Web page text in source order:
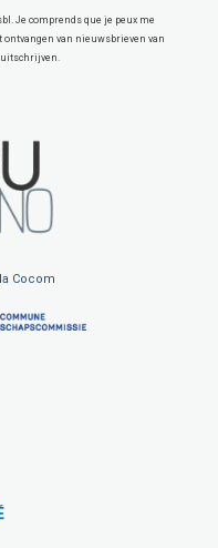
Je comprends que je peux me
van nieuwsbrieven van
uitschrijven.
Cocom